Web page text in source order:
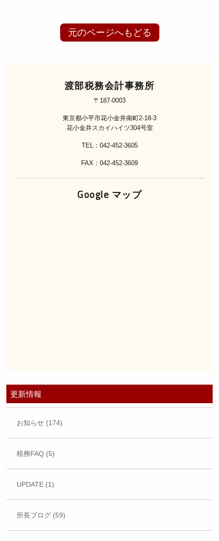
元のページへもどる
渡部税務会計事務所
〒187-0003
東京都小平市花小金井南町2-18-3
花小金井スカイハイツ304号室
TEL：042-452-3605
FAX：042-452-3609
Google マップ
更新情報
お知らせ (174)
税務FAQ (5)
UPDATE (1)
所長ブログ (59)